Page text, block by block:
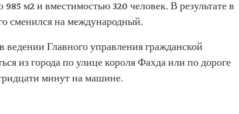
м2 и вместимостью 320 человек. В результате в
сменился на международный.
Главного управления гражданской
из города по улице короля Фахда или по дороге
минут на машине.